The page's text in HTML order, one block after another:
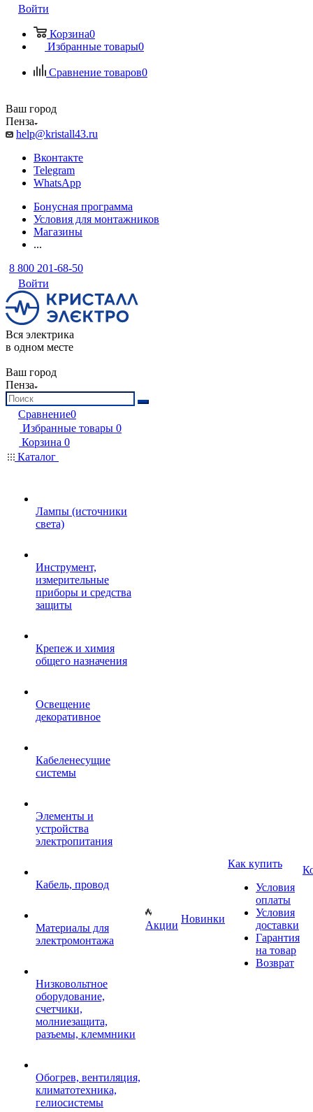
Войти
Корзина0
Избранные товары0
Сравнение товаров0
Ваш город
Пенза
help@kristall43.ru
Вконтакте
Telegram
WhatsApp
Бонусная программа
Условия для монтажников
Магазины
...
8 800 201-68-50
Войти
Вся электрика
в одном месте
Ваш город
Пенза
Сравнение0
Избранные товары 0
Корзина 0
Каталог
Лампы (источники
света)
Инструмент,
измерительные
приборы и средства
защиты
Крепеж и химия
общего назначения
Освещение
декоративное
Кабеленесущие
системы
Элементы и
устройства
электропитания
Кабель, провод
Материалы для
электромонтажа
Низковольтное
оборудование,
счетчики,
молниезащита,
разъемы, клеммники
Обогрев, вентиляция,
климатотехника,
гелиосистемы
Акции
Новинки
Как купить
Условия
оплаты
Условия
доставки
Гарантия
на товар
Возврат